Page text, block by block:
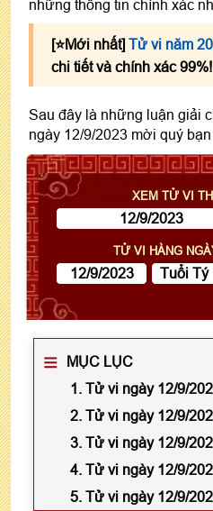
những thông tin chính xác
[⭐️Mới nhất] Tử vi năm
chi tiết và chính xác 99%!
Sau đây là những luận giải
ngày 12/9/2023 mời quý
XEM TỬ VI
TỬ VI HÀNG
MỤC LỤC
1. Tử vi ngày 12/9/
2. Tử vi ngày 12/9/
3. Tử vi ngày 12/9/
4. Tử vi ngày 12/9/
5. Tử vi ngày 12/9/